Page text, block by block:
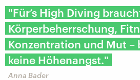
"Für’s High Diving
Körperbeherrschung,
Konzentration und Mut –
keine Höhenangst."
Anna Bader